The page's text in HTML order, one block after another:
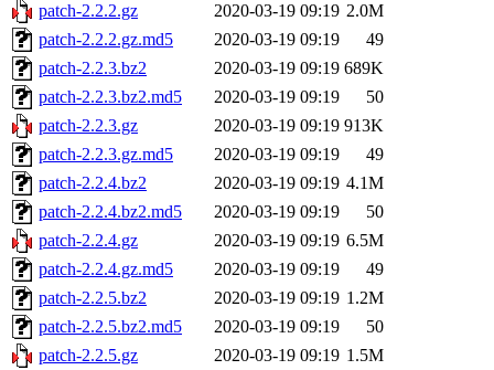
patch-2.2.2.gz
2020-03-19 09:19 2.0M
patch-2.2.2.gz.md5
2020-03-19 09:19
49
patch-2.2.3.bz2
2020-03-19 09:19 689K
patch-2.2.3.bz2.md5
2020-03-19 09:19
50
patch-2.2.3.gz
2020-03-19 09:19 913K
patch-2.2.3.gz.md5
2020-03-19 09:19
49
patch-2.2.4.bz2
2020-03-19 09:19 4.1M
patch-2.2.4.bz2.md5
2020-03-19 09:19
50
patch-2.2.4.gz
2020-03-19 09:19 6.5M
patch-2.2.4.gz.md5
2020-03-19 09:19
49
patch-2.2.5.bz2
2020-03-19 09:19 1.2M
patch-2.2.5.bz2.md5
2020-03-19 09:19
50
patch-2.2.5.gz
2020-03-19 09:19 1.5M